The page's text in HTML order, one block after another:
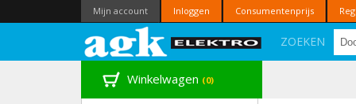
Mijn account Inloggen Consumentenprijs
ZOEKEN
Winkelwagen (0)